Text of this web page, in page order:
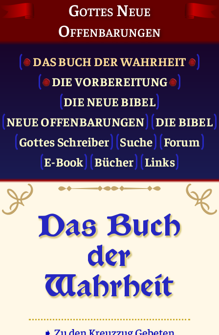
Gottes Neue
Offenbarungen
DAS BUCH DER WAHRHEIT
DIE VOR­BEREITUNG
DIE NEUE BIBEL
NEUE OFFENBARUNGEN
DIE BIBEL
Gottes Schreiber
Suche
Forum
E-Book
Bücher Links
Das Buch
der
Wahrheit